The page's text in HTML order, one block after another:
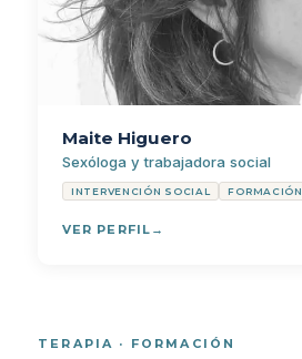
Maite Higuero
Sexóloga y trabajadora social
INTERVENCIÓN SOCIAL FORMACIÓN
VER PERFIL
TERAPIA · FORMACIÓN